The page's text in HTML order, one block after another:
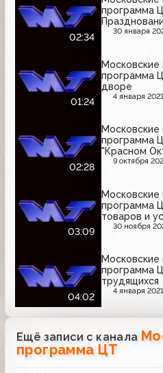
02:34
программа
Крылатском
30 января
01:24
Московские
программа
дворе
4 января
02:28
Московские
программа
"Красном
9 октября
03:09
Московские
программа
товаров и
30 ноября
04:02
Московские
программа
трудящихся
4 января
Ещё записи с канала
программа ЦТ